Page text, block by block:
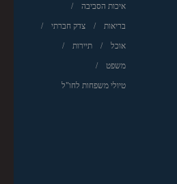
איכות הסביבה
בריאות צדק חברתי
אוכל תיירות
משפט
טיולי משפחות לחו"ל